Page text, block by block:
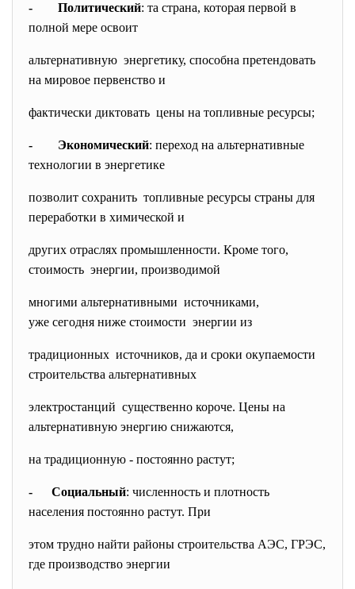
- Политический: та страна, которая первой в
полной мере освоит
альтернативную энергетику, способна претендовать
на мировое первенство и
фактически диктовать цены на топливные ресурсы;
- Экономический: переход на альтернативные
технологии в энергетике
позволит сохранить топливные ресурсы страны для
переработки в химической и
других отраслях промышленности. Кроме того,
стоимость энергии, производимой
многими альтернативными источниками,
уже сегодня ниже стоимости энергии из
традиционных источников, да и сроки окупаемости
строительства альтернативных
электростанций существенно короче. Цены на
альтернативную энергию снижаются,
на традиционную - постоянно растут;
- Социальный: численность и плотность
населения постоянно растут. При
этом трудно найти районы строительства АЭС, ГРЭС,
где производство энергии